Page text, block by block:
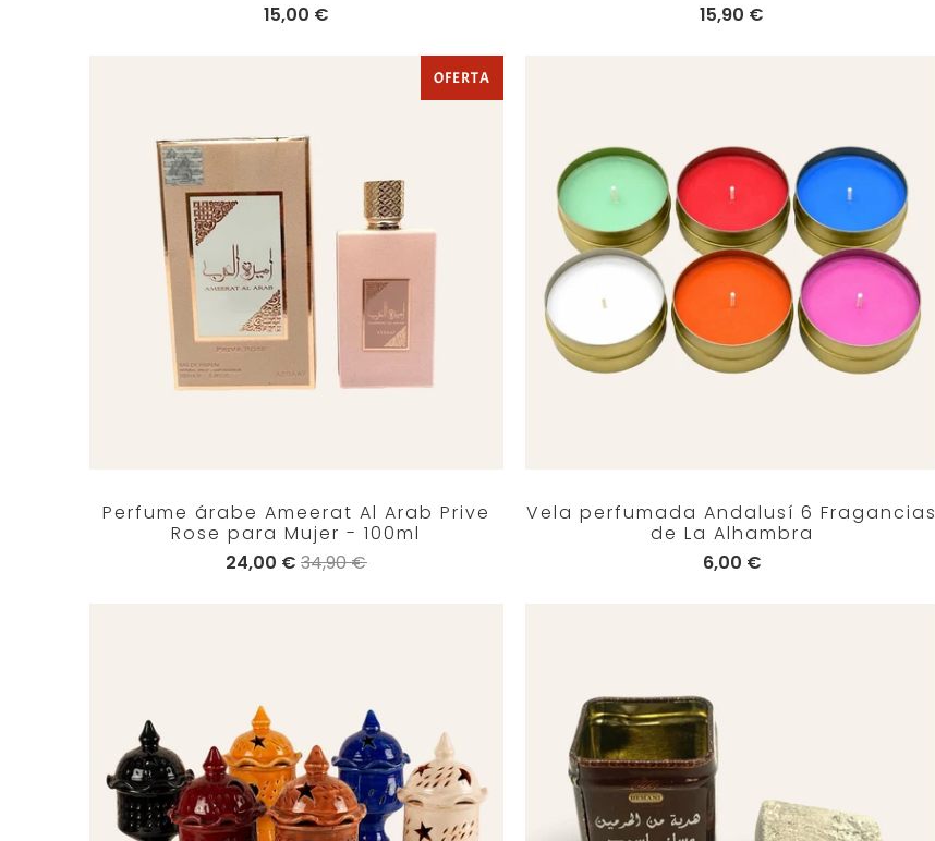
15,00 €
15,90 €
OFERTA
Perfume árabe Ameerat Al Arab Prive
Rose para Mujer - 100ml
24,00 €34,90 €
Vela perfumada Andalusí 6 Fragancias
de La Alhambra
6,00 €